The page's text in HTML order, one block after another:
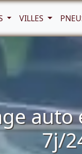
VILLES
7j/